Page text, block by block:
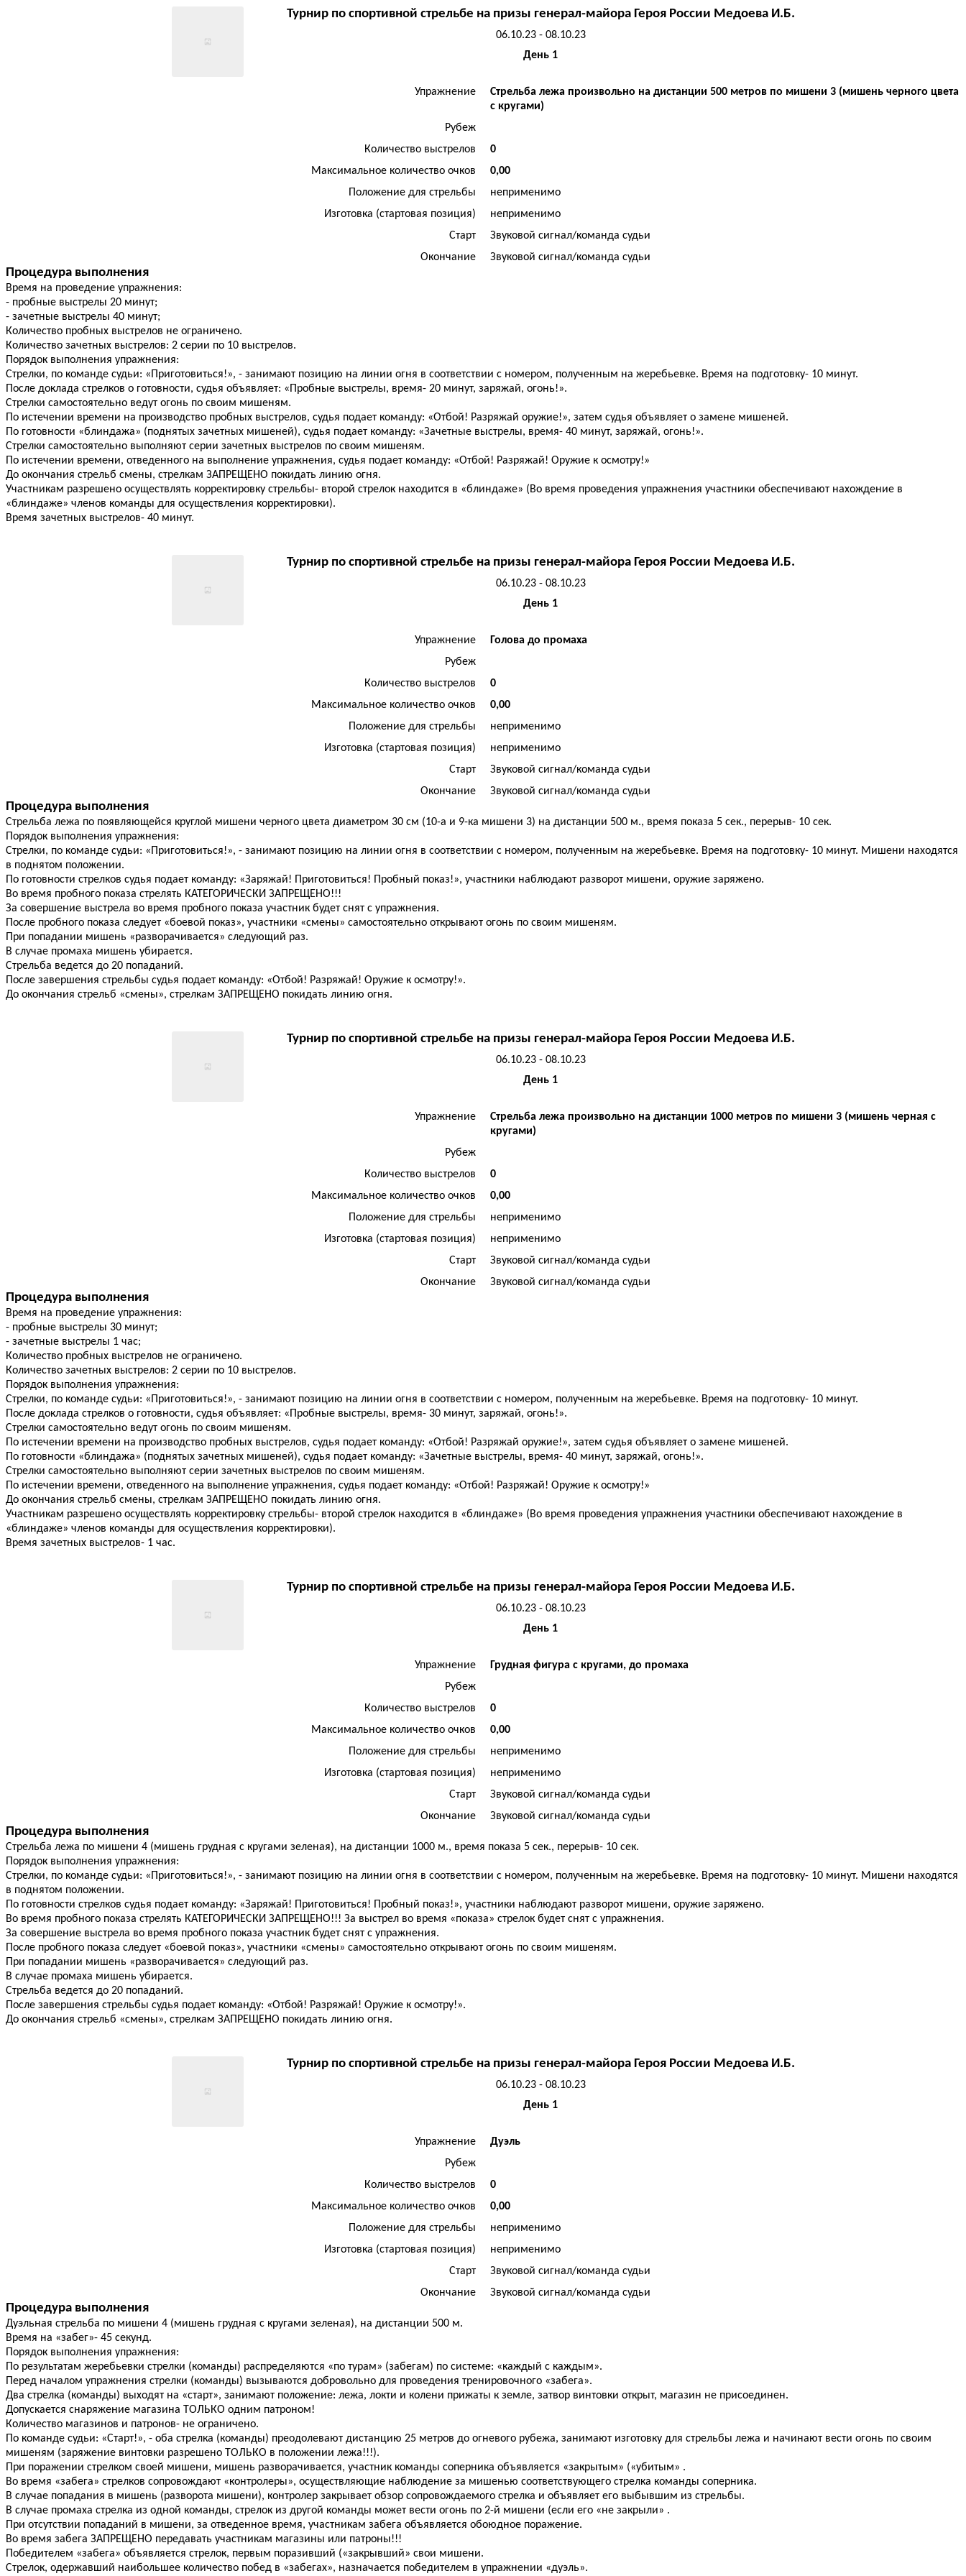
Турнир по спортивной стрельбе на призы генерал-майора Героя России Медоева И.Б.
06.10.23 - 08.10.23
День 1
Упражнение
Стрельба лежа произвольно на дистанции 500 метров по мишени 3 (мишень черного цвета
с кругами)
Рубеж
Количество выстрелов
0
Максимальное количество очков
0,00
Положение для стрельбы
неприменимо
Изготовка (стартовая позиция)
неприменимо
Старт
Звуковой сигнал/команда судьи
Окончание
Звуковой сигнал/команда судьи
Процедура выполнения
Время на проведение упражнения:
- пробные выстрелы 20 минут;
- зачетные выстрелы 40 минут;
Количество пробных выстрелов не ограничено.
Количество зачетных выстрелов: 2 серии по 10 выстрелов.
Порядок выполнения упражнения:
Стрелки, по команде судьи: «Приготовиться!», - занимают позицию на линии огня в соответствии с номером, полученным на жеребьевке. Время на подготовку- 10 минут.
После доклада стрелков о готовности, судья объявляет: «Пробные выстрелы, время- 20 минут, заряжай, огонь!».
Стрелки самостоятельно ведут огонь по своим мишеням.
По истечении времени на производство пробных выстрелов, судья подает команду: «Отбой! Разряжай оружие!», затем судья объявляет о замене мишеней.
По готовности «блиндажа» (поднятых зачетных мишеней), судья подает команду: «Зачетные выстрелы, время- 40 минут, заряжай, огонь!».
Стрелки самостоятельно выполняют серии зачетных выстрелов по своим мишеням.
По истечении времени, отведенного на выполнение упражнения, судья подает команду: «Отбой! Разряжай! Оружие к осмотру!»
До окончания стрельб смены, стрелкам ЗАПРЕЩЕНО покидать линию огня.
Участникам разрешено осуществлять корректировку стрельбы- второй стрелок находится в «блиндаже» (Во время проведения упражнения участники обеспечивают нахождение в
«блиндаже» членов команды для осуществления корректировки).
Время зачетных выстрелов- 40 минут.
Турнир по спортивной стрельбе на призы генерал-майора Героя России Медоева И.Б.
06.10.23 - 08.10.23
День 1
Упражнение
Голова до промаха
Рубеж
Количество выстрелов
0
Максимальное количество очков
0,00
Положение для стрельбы
неприменимо
Изготовка (стартовая позиция)
неприменимо
Старт
Звуковой сигнал/команда судьи
Окончание
Звуковой сигнал/команда судьи
Процедура выполнения
Стрельба лежа по появляющейся круглой мишени черного цвета диаметром 30 см (10-а и 9-ка мишени 3) на дистанции 500 м., время показа 5 сек., перерыв- 10 сек.
Порядок выполнения упражнения:
Стрелки, по команде судьи: «Приготовиться!», - занимают позицию на линии огня в соответствии с номером, полученным на жеребьевке. Время на подготовку- 10 минут. Мишени находятся
в поднятом положении.
По готовности стрелков судья подает команду: «Заряжай! Приготовиться! Пробный показ!», участники наблюдают разворот мишени, оружие заряжено.
Во время пробного показа стрелять КАТЕГОРИЧЕСКИ ЗАПРЕЩЕНО!!!
За совершение выстрела во время пробного показа участник будет снят с упражнения.
После пробного показа следует «боевой показ», участники «смены» самостоятельно открывают огонь по своим мишеням.
При попадании мишень «разворачивается» следующий раз.
В случае промаха мишень убирается.
Стрельба ведется до 20 попаданий.
После завершения стрельбы судья подает команду: «Отбой! Разряжай! Оружие к осмотру!».
До окончания стрельб «смены», стрелкам ЗАПРЕЩЕНО покидать линию огня.
Турнир по спортивной стрельбе на призы генерал-майора Героя России Медоева И.Б.
06.10.23 - 08.10.23
День 1
Упражнение
Стрельба лежа произвольно на дистанции 1000 метров по мишени 3 (мишень черная с
кругами)
Рубеж
Количество выстрелов
0
Максимальное количество очков
0,00
Положение для стрельбы
неприменимо
Изготовка (стартовая позиция)
неприменимо
Старт
Звуковой сигнал/команда судьи
Окончание
Звуковой сигнал/команда судьи
Процедура выполнения
Время на проведение упражнения:
- пробные выстрелы 30 минут;
- зачетные выстрелы 1 час;
Количество пробных выстрелов не ограничено.
Количество зачетных выстрелов: 2 серии по 10 выстрелов.
Порядок выполнения упражнения:
Стрелки, по команде судьи: «Приготовиться!», - занимают позицию на линии огня в соответствии с номером, полученным на жеребьевке. Время на подготовку- 10 минут.
После доклада стрелков о готовности, судья объявляет: «Пробные выстрелы, время- 30 минут, заряжай, огонь!».
Стрелки самостоятельно ведут огонь по своим мишеням.
По истечении времени на производство пробных выстрелов, судья подает команду: «Отбой! Разряжай оружие!», затем судья объявляет о замене мишеней.
По готовности «блиндажа» (поднятых зачетных мишеней), судья подает команду: «Зачетные выстрелы, время- 40 минут, заряжай, огонь!».
Стрелки самостоятельно выполняют серии зачетных выстрелов по своим мишеням.
По истечении времени, отведенного на выполнение упражнения, судья подает команду: «Отбой! Разряжай! Оружие к осмотру!»
До окончания стрельб смены, стрелкам ЗАПРЕЩЕНО покидать линию огня.
Участникам разрешено осуществлять корректировку стрельбы- второй стрелок находится в «блиндаже» (Во время проведения упражнения участники обеспечивают нахождение в
«блиндаже» членов команды для осуществления корректировки).
Время зачетных выстрелов- 1 час.
Турнир по спортивной стрельбе на призы генерал-майора Героя России Медоева И.Б.
06.10.23 - 08.10.23
День 1
Упражнение
Грудная фигура с кругами, до промаха
Рубеж
Количество выстрелов
0
Максимальное количество очков
0,00
Положение для стрельбы
неприменимо
Изготовка (стартовая позиция)
неприменимо
Старт
Звуковой сигнал/команда судьи
Окончание
Звуковой сигнал/команда судьи
Процедура выполнения
Стрельба лежа по мишени 4 (мишень грудная с кругами зеленая), на дистанции 1000 м., время показа 5 сек., перерыв- 10 сек.
Порядок выполнения упражнения:
Стрелки, по команде судьи: «Приготовиться!», - занимают позицию на линии огня в соответствии с номером, полученным на жеребьевке. Время на подготовку- 10 минут. Мишени находятся
в поднятом положении.
По готовности стрелков судья подает команду: «Заряжай! Приготовиться! Пробный показ!», участники наблюдают разворот мишени, оружие заряжено.
Во время пробного показа стрелять КАТЕГОРИЧЕСКИ ЗАПРЕЩЕНО!!! За выстрел во время «показа» стрелок будет снят с упражнения.
За совершение выстрела во время пробного показа участник будет снят с упражнения.
После пробного показа следует «боевой показ», участники «смены» самостоятельно открывают огонь по своим мишеням.
При попадании мишень «разворачивается» следующий раз.
В случае промаха мишень убирается.
Стрельба ведется до 20 попаданий.
После завершения стрельбы судья подает команду: «Отбой! Разряжай! Оружие к осмотру!».
До окончания стрельб «смены», стрелкам ЗАПРЕЩЕНО покидать линию огня.
Турнир по спортивной стрельбе на призы генерал-майора Героя России Медоева И.Б.
06.10.23 - 08.10.23
День 1
Упражнение
Дуэль
Рубеж
Количество выстрелов
0
Максимальное количество очков
0,00
Положение для стрельбы
неприменимо
Изготовка (стартовая позиция)
неприменимо
Старт
Звуковой сигнал/команда судьи
Окончание
Звуковой сигнал/команда судьи
Процедура выполнения
Дуэльная стрельба по мишени 4 (мишень грудная с кругами зеленая), на дистанции 500 м.
Время на «забег»- 45 секунд.
Порядок выполнения упражнения:
По результатам жеребьевки стрелки (команды) распределяются «по турам» (забегам) по системе: «каждый с каждым».
Перед началом упражнения стрелки (команды) вызываются добровольно для проведения тренировочного «забега».
Два стрелка (команды) выходят на «старт», занимают положение: лежа, локти и колени прижаты к земле, затвор винтовки открыт, магазин не присоединен.
Допускается снаряжение магазина ТОЛЬКО одним патроном!
Количество магазинов и патронов- не ограничено.
По команде судьи: «Старт!», - оба стрелка (команды) преодолевают дистанцию 25 метров до огневого рубежа, занимают изготовку для стрельбы лежа и начинают вести огонь по своим
мишеням (заряжение винтовки разрешено ТОЛЬКО в положении лежа!!!).
При поражении стрелком своей мишени, мишень разворачивается, участник команды соперника объявляется «закрытым» («убитым» .
Во время «забега» стрелков сопровождают «контролеры», осуществляющие наблюдение за мишенью соответствующего стрелка команды соперника.
В случае попадания в мишень (разворота мишени), контролер закрывает обзор сопровождаемого стрелка и объявляет его выбывшим из стрельбы.
В случае промаха стрелка из одной команды, стрелок из другой команды может вести огонь по 2-й мишени (если его «не закрыли» .
При отсутствии попаданий в мишени, за отведенное время, участникам забега объявляется обоюдное поражение.
Во время забега ЗАПРЕЩЕНО передавать участникам магазины или патроны!!!
Победителем «забега» объявляется стрелок, первым поразивший («закрывший» свои мишени.
Стрелок, одержавший наибольшее количество побед в «забегах», назначается победителем в упражнении «дуэль».